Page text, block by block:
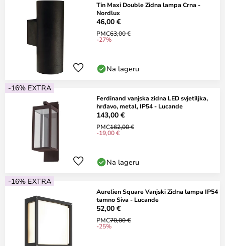
Tin Maxi Double Zidna lampa Crna -
Nordlux
46,00 €
PMC63,00 €
-27%
Na lageru
-16% EXTRA
Ferdinand vanjska zidna LED svjetiljka,
hrđavo, metal, IP54 - Lucande
143,00 €
PMC162,00 €
-19,00 €
Na lageru
-16% EXTRA
Aurelien Square Vanjski Zidna lampa IP54
tamno Siva - Lucande
52,00 €
PMC70,00 €
-25%